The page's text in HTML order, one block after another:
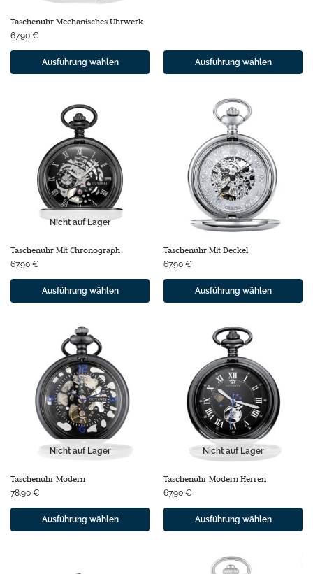
Taschenuhr Mechanisches Uhrwerk
67.90 €
Ausführung wählen Ausführung wählen
Nicht auf Lager
Taschenuhr Mit Chronograph
67.90 €
Ausführung wählen
Taschenuhr Mit Deckel
67.90 €
Ausführung wählen
Nicht auf Lager
Taschenuhr Modern
78.90 €
Ausführung wählen
Nicht auf Lager
Taschenuhr Modern Herren
67.90 €
Ausführung wählen